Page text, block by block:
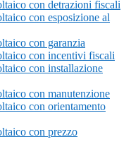
con detrazioni fiscali
con esposizione al
con garanzia
con incentivi fiscali
con installazione
con manutenzione
con orientamento
con prezzo